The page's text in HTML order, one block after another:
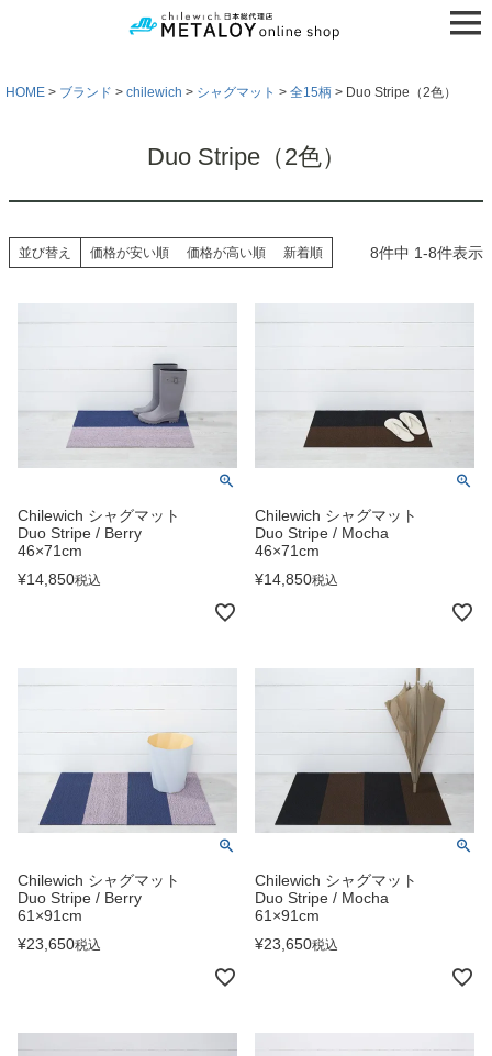
HOME ブランド chilewich シャグマット 全15柄 Duo Stripe（2色）
Duo Stripe（2色）
並び替え 価格が安い順 価格が高い順 新着順 8件中 1-8件表示
Chilewich シャグマット
Duo Stripe / Berry
46×71cm
¥14,850税込
Chilewich シャグマット
Duo Stripe / Mocha
46×71cm
¥14,850税込
Chilewich シャグマット
Duo Stripe / Berry
61×91cm
¥23,650税込
Chilewich シャグマット
Duo Stripe / Mocha
61×91cm
¥23,650税込
検索